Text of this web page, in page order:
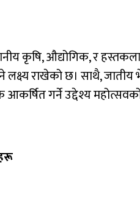
कृषि, औद्योगिक, र
राखेको छ। साथै, जातीय
गर्ने उद्देश्य महोत्सवको